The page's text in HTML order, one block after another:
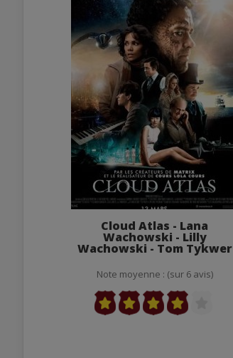
Cloud Atlas - Lana
Wachowski - Lilly
Wachowski - Tom Tykwer
Note moyenne : (sur 6 avis)